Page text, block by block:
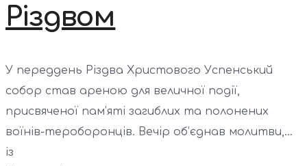
Різдвом
У переддень Різдва Христового Успенський
собор став ареною для величної події,
присвяченої пам’яті загиблих та полонених
воїнів-тероборонців. Вечір об’єднав молитви,...
із